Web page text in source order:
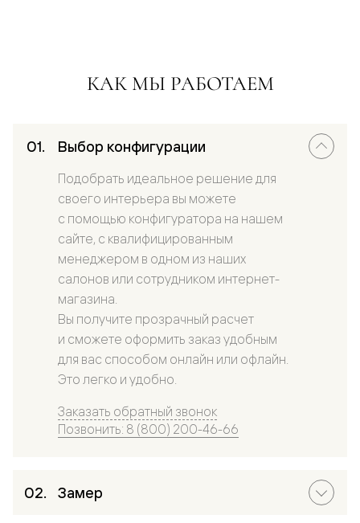
КАК МЫ РАБОТАЕМ
Выбор конфигурации
Подобрать идеальное решение для
своего интерьера вы можете
с помощью конфигуратора на нашем
сайте, с квалифицированным
менеджером в одном из наших
салонов или сотрудником интернет-
магазина.
Вы получите прозрачный расчет
и сможете оформить заказ удобным
для вас способом онлайн или офлайн.
Это легко и удобно.
Заказать обратный звонок
Позвонить: 8 (800) 200-46-66
Замер